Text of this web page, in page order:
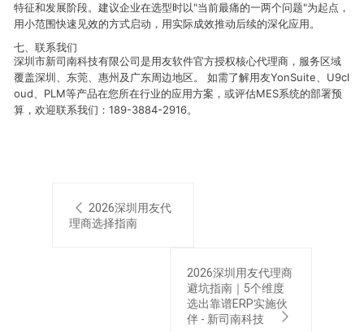
特征和发展阶段。建议企业在选型时以"当前最痛的一两个问题"为起点，
用小范围快速见效的方式启动，用实际成效推动后续的深化应用。
七、联系我们
深圳市新司南科技有限公司是用友软件官方授权核心代理商，服务区域
覆盖深圳、东莞、惠州及广东周边地区。 如需了解用友YonSuite、U9cl
oud、PLM等产品在您所在行业的应用方案，或评估MES系统的部署预
算，欢迎联系我们：189-3884-2916。
2026深圳用友代
理商选择指南
2026深圳用友代理商
避坑指南｜5个维度
选出靠谱ERP实施伙
伴 - 新司南科技